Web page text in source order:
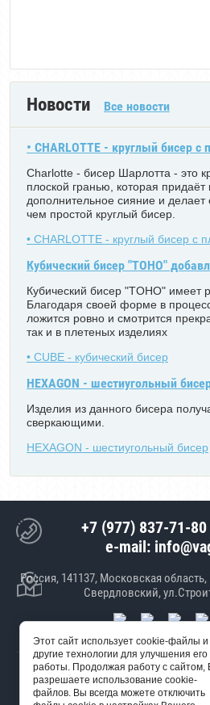
Новости Все новости
• CHARLOTTE - круглый бисер с
Charlotte - бисер Шарлотта - это
плоской гранью, которая придаёт
дополнительное сияние и
чем простой круглый бисер.
• CHARLOTTE - круглый бисер с
Кубический бисер "TOHO"
Кубический бисер "TOHO" имеет
Благодаря своей форме в
ложится ровно и смотрится
так и в плетеных изделиях
• CUBE - кубический бисер
HEXAGON - шестиугольный
Изделия из данного бисера
сверкающими.
HEXAGON - шестиугольный бисер
+7 (977) 837-71-80
e-mail:
Россия, 141137, Московская
Свердловский,
© 2017 ООО
Создание сайта
Этот сайт использует cookie-файлы и
другие технологии для улучшения его
работы. Продолжая работу с сайтом,
разрешаете использование cookie-
файлов. Вы всегда можете отключить